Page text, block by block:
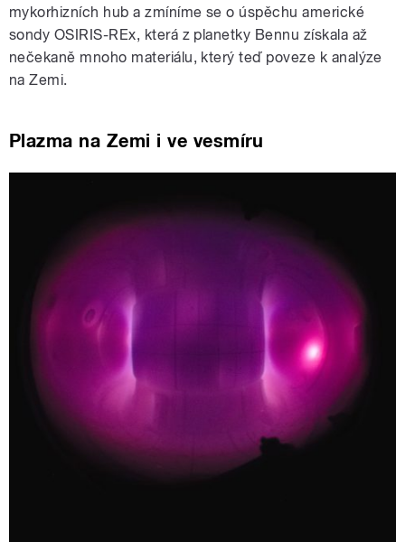
mykorhizních hub a zmíníme se o úspěchu americké
sondy OSIRIS-REx, která z planetky Bennu získala až
nečekaně mnoho materiálu, který teď poveze k analýze
na Zemi.
Plazma na Zemi i ve vesmíru